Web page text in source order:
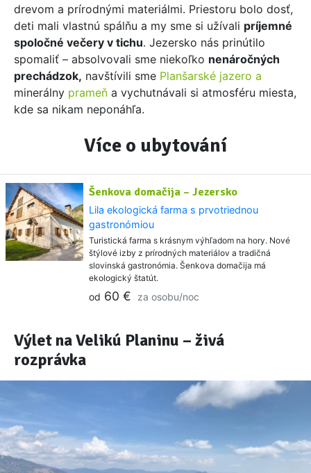
drevom a prírodnými materiálmi. Priestoru bolo dosť,
deti mali vlastnú spálňu a my sme si užívali príjemné
spoločné večery v tichu. Jezersko nás prinútilo
spomaliť – absolvovali sme niekoľko nenáročných
prechádzok, navštívili sme Planšarské jazero a
minerálny prameň a vychutnávali si atmosféru miesta,
kde sa nikam neponáhľa.
Více o ubytování
Šenkova domačija – Jezersko
Lila ekologická farma s prvotriednou
gastronómiou
Turistická farma s krásnym výhľadom na hory. Nové
štýlové izby z prírodných materiálov a tradičná
slovinská gastronómia. Šenkova domačija má
ekologický štatút.
od 60 € za osobu/noc
Výlet na Velikú Planinu – živá
rozprávka